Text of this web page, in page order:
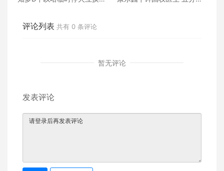
评论列表 共有 0 条评论
暂无评论
发表评论